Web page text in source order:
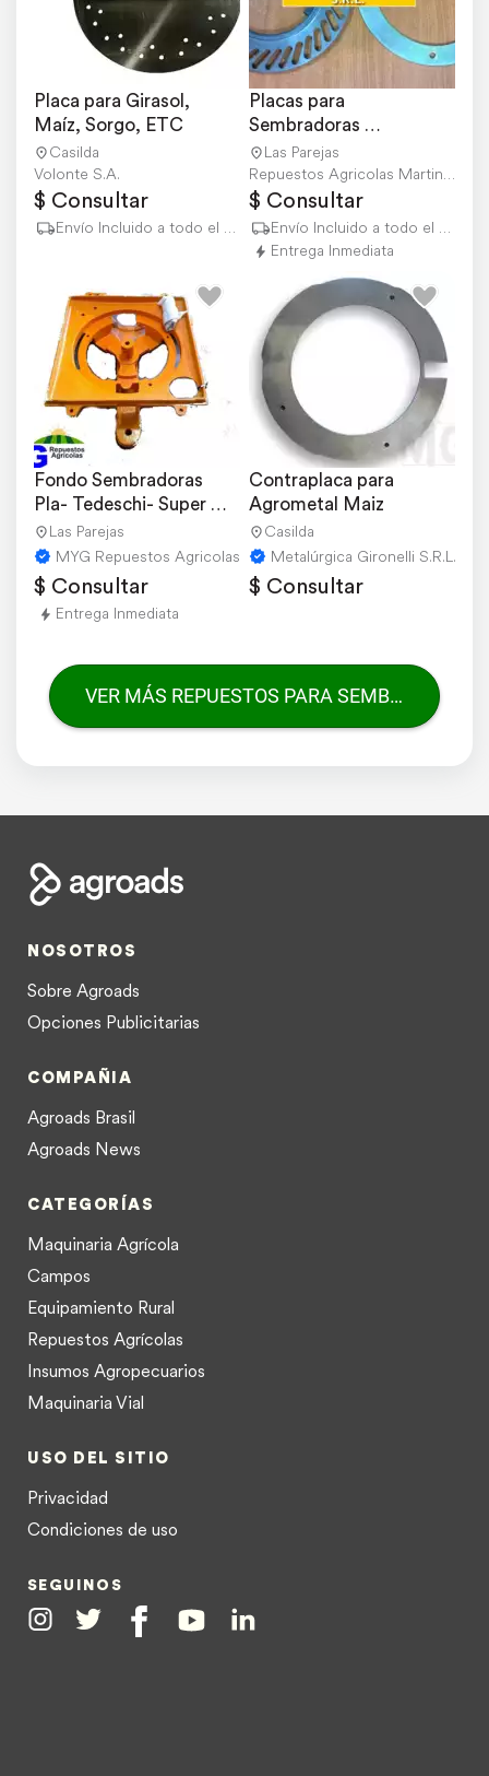
Placa para Girasol,
Maíz, Sorgo, ETC
Casilda
Volonte S.A.
$ Consultar
Envío Incluido a todo el país
Placas para
Sembradoras
Consúltanos
Las Parejas
Repuestos Agricolas Martin Gorr S.R.L.
$ Consultar
Envío Incluido a todo el país
Entrega Inmediata
Fondo Sembradoras
Pla- Tedeschi- Super
Walter - Agrometal
Las Parejas
MYG Repuestos Agricolas
$ Consultar
Entrega Inmediata
Contraplaca para
Agrometal Maiz
Casilda
Metalúrgica Gironelli S.R.L.
$ Consultar
VER MÁS REPUESTOS PARA SEMBRADORAS
NOSOTROS
Sobre Agroads
Opciones Publicitarias
COMPAÑIA
Agroads Brasil
Agroads News
CATEGORÍAS
Maquinaria Agrícola
Campos
Equipamiento Rural
Repuestos Agrícolas
Insumos Agropecuarios
Maquinaria Vial
USO DEL SITIO
Privacidad
Condiciones de uso
SEGUINOS
InstagramTwitter FacebookYoutubeLinkedin